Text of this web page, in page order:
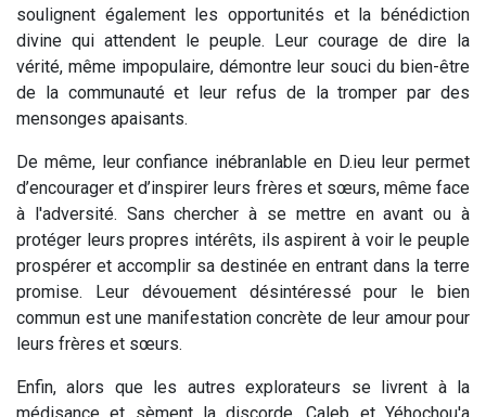
soulignent également les opportunités et la bénédiction
divine qui attendent le peuple. Leur courage de dire la
vérité, même impopulaire, démontre leur souci du bien-être
de la communauté et leur refus de la tromper par des
mensonges apaisants.
De même, leur confiance inébranlable en D.ieu leur permet
d’encourager et d’inspirer leurs frères et sœurs, même face
à l'adversité. Sans chercher à se mettre en avant ou à
protéger leurs propres intérêts, ils aspirent à voir le peuple
prospérer et accomplir sa destinée en entrant dans la terre
promise. Leur dévouement désintéressé pour le bien
commun est une manifestation concrète de leur amour pour
leurs frères et sœurs.
Enfin, alors que les autres explorateurs se livrent à la
médisance et sèment la discorde, Caleb et Yéhochou'a